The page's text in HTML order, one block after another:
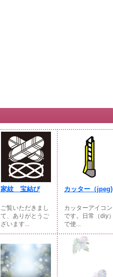
家紋 宝結び
ご覧いただきまし
て、ありがとうご
ざいます...
カッター（jpeg)
カッターアイコン
です。日常（diy）
で使...